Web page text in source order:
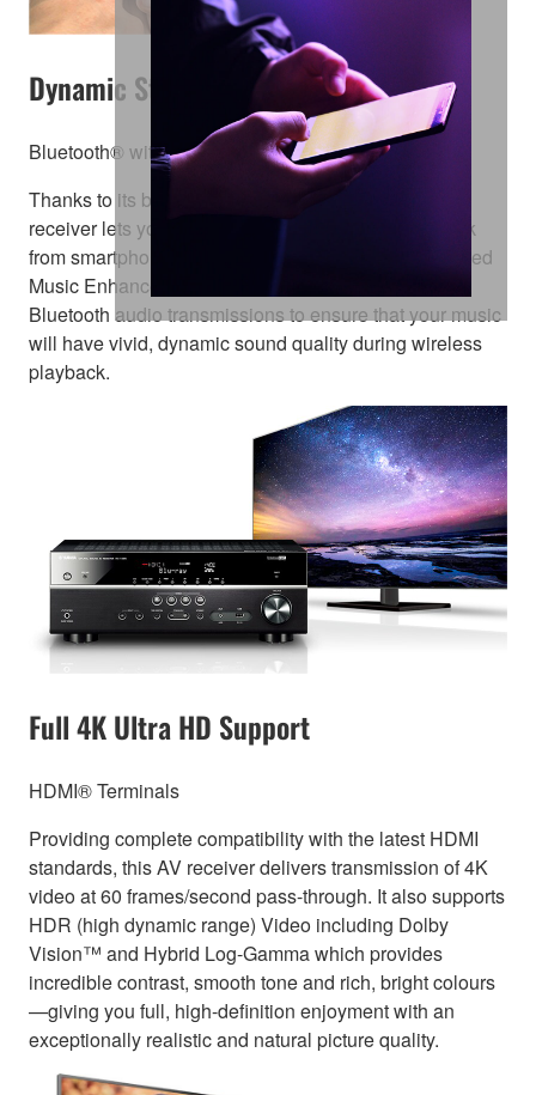
Dynamic Streaming Sound
Bluetooth® with Music Enhancer
Thanks to its built-in Bluetooth functionality, this AV
receiver lets you enjoy easy wireless music playback
from smartphones and other devices. The Compressed
Music Enhancer from Yamaha is now optimised for
Bluetooth audio transmissions to ensure that your music
will have vivid, dynamic sound quality during wireless
playback.
Full 4K Ultra HD Support
HDMI® Terminals
Providing complete compatibility with the latest HDMI
standards, this AV receiver delivers transmission of 4K
video at 60 frames/second pass-through. It also supports
HDR (high dynamic range) Video including Dolby
Vision™ and Hybrid Log-Gamma which provides
incredible contrast, smooth tone and rich, bright colours
—giving you full, high-definition enjoyment with an
exceptionally realistic and natural picture quality.